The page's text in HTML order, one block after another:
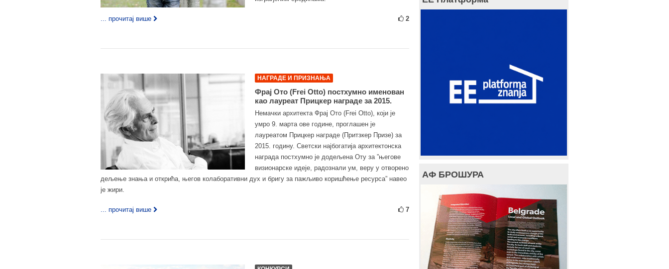
... прочитај више 2
НАГРАДЕ И ПРИЗНАЊА
Фрај Ото (Frei Otto) постхумно именован
као лауреат Прицкер награде за 2015.
Немачки архитекта Фрај Ото (Frei Otto), који је
умро 9. марта ове године, проглашен је
лауреатом Прицкер награде (Притзкер Призе) за
2015. годину. Светски најбогатија архитектонска
награда постхумно је додељена Оту за ”његове
визионарске идеје, радознали ум, веру у отворено
дељење знања и открића, његов колаборативни дух и бригу за пажљиво коришћење ресурса” навео
је жири.
... прочитај више 7
АФ БРОШУРА